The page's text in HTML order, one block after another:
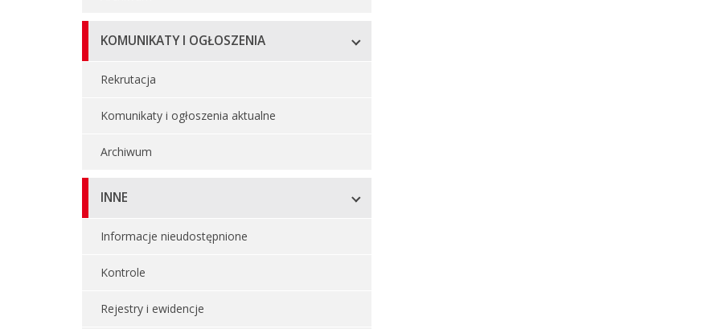
KOMUNIKATY I OGŁOSZENIA
Rekrutacja
Komunikaty i ogłoszenia aktualne
Archiwum
INNE
Informacje nieudostępnione
Kontrole
Rejestry i ewidencje